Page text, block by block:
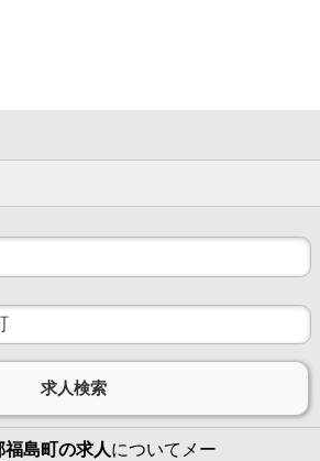
島町の求人についてメー